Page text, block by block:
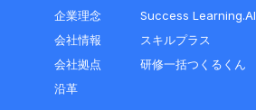
企業理念
会社情報
会社拠点
沿革
Success Learning.AI
スキルプラス
研修一括つくるくん